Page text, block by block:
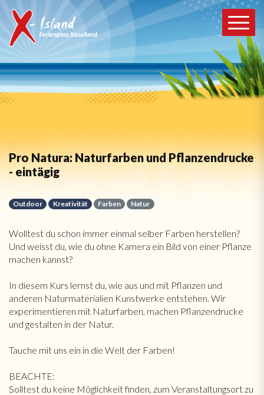
Pro Natura: Naturfarben und Pflanzendrucke
- eintägig
Outdoor Kreativität Farben Natur
Wolltest du schon immer einmal selber Farben herstellen?
Und weisst du, wie du ohne Kamera ein Bild von einer Pflanze
machen kannst?
In diesem Kurs lernst du, wie aus und mit Pflanzen und
anderen Naturmaterialien Kunstwerke entstehen. Wir
experimentieren mit Naturfarben, machen Pflanzendrucke
und gestalten in der Natur.
Tauche mit uns ein in die Welt der Farben!
BEACHTE:
Solltest du keine Möglichkeit finden, zum Veranstaltungsort zu